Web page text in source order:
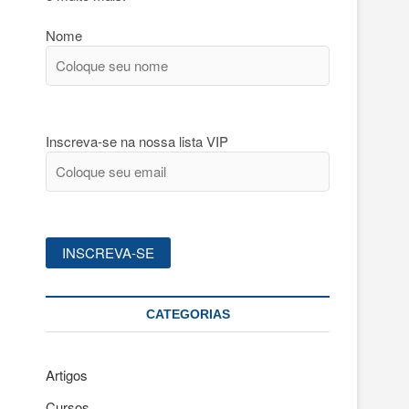
Nome
Inscreva-se na nossa lista VIP
CATEGORIAS
Artigos